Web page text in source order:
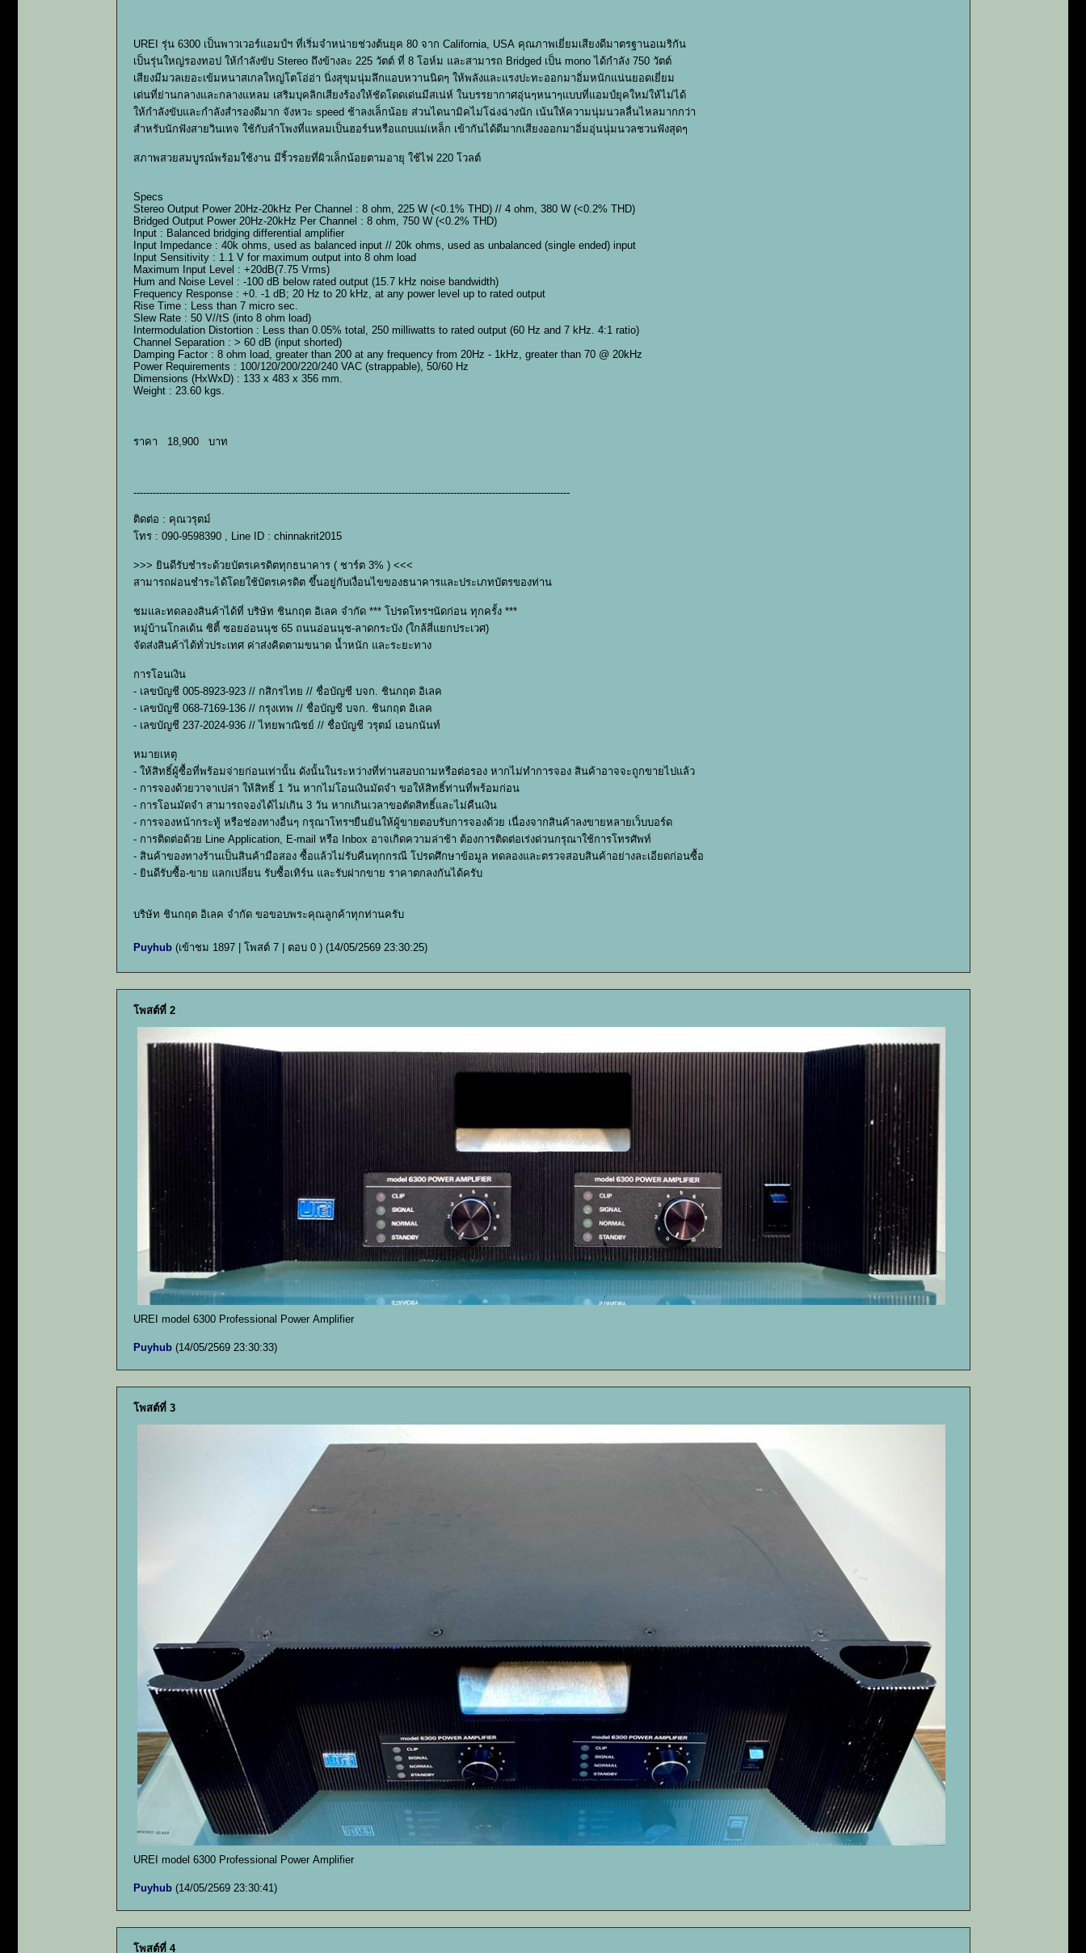
UREI รุ่น 6300 เป็นพาวเวอร์แอมป์ฯ ที่เริ่มจำหน่ายช่วงต้นยุค 80 จาก California, USA คุณภาพเยี่ยมเสียงดีมาตรฐานอเมริกัน
เป็นรุ่นใหญ่รองทอป ให้กำลังขับ Stereo ถึงข้างละ 225 วัตต์ ที่ 8 โอห์ม และสามารถ Bridged เป็น mono ได้กำลัง 750 วัตต์
เสียงมีมวลเยอะเข้มหนาสเกลใหญ่โตโอ่อ่า นิ่งสุขุมนุ่มลึกแอบหวานนิดๆ ให้พลังและแรงปะทะออกมาอิ่มหนักแน่นยอดเยี่ยม
เด่นที่ย่านกลางและกลางแหลม เสริมบุคลิกเสียงร้องให้ชัดโดดเด่นมีสเน่ห์ ในบรรยากาศอุ่นๆหนาๆแบบที่แอมป์ยุคใหม่ให้ไม่ได้
ให้กำลังขับและกำลังสำรองดีมาก จังหวะ speed ช้าลงเล็กน้อย ส่วนไดนามิคไม่โฉ่งฉ่างนัก เน้นให้ความนุ่มนวลลื่นไหลมากกว่า
สำหรับนักฟังสายวินเทจ ใช้กับลำโพงที่แหลมเป็นฮอร์นหรือแถบแม่เหล็ก เข้ากันได้ดีมากเสียงออกมาอิ่มอุ่นนุ่มนวลชวนฟังสุดๆ
สภาพสวยสมบูรณ์พร้อมใช้งาน มีริ้วรอยที่ผิวเล็กน้อยตามอายุ ใช้ไฟ 220 โวลต์
Specs
Stereo Output Power 20Hz-20kHz Per Channel : 8 ohm, 225 W (<0.1% THD) // 4 ohm, 380 W (<0.2% THD)
Bridged Output Power 20Hz-20kHz Per Channel : 8 ohm, 750 W (<0.2% THD)
Input : Balanced bridging differential amplifier
Input Impedance : 40k ohms, used as balanced input // 20k ohms, used as unbalanced (single ended) input
Input Sensitivity : 1.1 V for maximum output into 8 ohm load
Maximum Input Level : +20dB(7.75 Vrms)
Hum and Noise Level : -100 dB below rated output (15.7 kHz noise bandwidth)
Frequency Response : +0. -1 dB; 20 Hz to 20 kHz, at any power level up to rated output
Rise Time : Less than 7 micro sec.
Slew Rate : 50 V//tS (into 8 ohm load)
Intermodulation Distortion : Less than 0.05% total, 250 milliwatts to rated output (60 Hz and 7 kHz. 4:1 ratio)
Channel Separation : > 60 dB (input shorted)
Damping Factor : 8 ohm load, greater than 200 at any frequency from 20Hz - 1kHz, greater than 70 @ 20kHz
Power Requirements : 100/120/200/220/240 VAC (strappable), 50/60 Hz
Dimensions (HxWxD) : 133 x 483 x 356 mm.
Weight : 23.60 kgs.
ราคา 18,900 บาท
---------------------------------------------------------------------------------------------------------------------------------------
ติดต่อ : คุณวรุตม์
โทร : 090-9598390 , Line ID : chinnakrit2015
>>> ยินดีรับชำระด้วยบัตรเครดิตทุกธนาคาร ( ชาร์ต 3% ) <<<
สามารถผ่อนชำระได้โดยใช้บัตรเครดิต ขึ้นอยู่กับเงื่อนไขของธนาคารและประเภทบัตรของท่าน
ชมและทดลองสินค้าได้ที่ บริษัท ชินกฤต อิเลค จำกัด *** โปรดโทรฯนัดก่อน ทุกครั้ง ***
หมู่บ้านโกลเด้น ซิตี้ ซอยอ่อนนุช 65 ถนนอ่อนนุช-ลาดกระบัง (ใกล้สี่แยกประเวศ)
จัดส่งสินค้าได้ทั่วประเทศ ค่าส่งคิดตามขนาด น้ำหนัก และระยะทาง
การโอนเงิน
- เลขบัญชี 005-8923-923 // กสิกรไทย // ชื่อบัญชี บจก. ชินกฤต อิเลค
- เลขบัญชี 068-7169-136 // กรุงเทพ // ชื่อบัญชี บจก. ชินกฤต อิเลค
- เลขบัญชี 237-2024-936 // ไทยพาณิชย์ // ชื่อบัญชี วรุตม์ เอนกนันท์
หมายเหตุ
- ให้สิทธิ์ผู้ซื้อที่พร้อมจ่ายก่อนเท่านั้น ดังนั้นในระหว่างที่ท่านสอบถามหรือต่อรอง หากไม่ทำการจอง สินค้าอาจจะถูกขายไปแล้ว
- การจองด้วยวาจาเปล่า ให้สิทธิ์ 1 วัน หากไม่โอนเงินมัดจำ ขอให้สิทธิ์ท่านที่พร้อมก่อน
- การโอนมัดจำ สามารถจองได้ไม่เกิน 3 วัน หากเกินเวลาขอตัดสิทธิ์และไม่คืนเงิน
- การจองหน้ากระทู้ หรือช่องทางอื่นๆ กรุณาโทรฯยืนยันให้ผู้ขายตอบรับการจองด้วย เนื่องจากสินค้าลงขายหลายเว็บบอร์ด
- การติดต่อด้วย Line Application, E-mail หรือ Inbox อาจเกิดความล่าช้า ต้องการติดต่อเร่งด่วนกรุณาใช้การโทรศัพท์
- สินค้าของทางร้านเป็นสินค้ามือสอง ซื้อแล้วไม่รับคืนทุกกรณี โปรดศึกษาข้อมูล ทดลองและตรวจสอบสินค้าอย่างละเอียดก่อนซื้อ
- ยินดีรับซื้อ-ขาย แลกเปลี่ยน รับซื้อเทิร์น และรับฝากขาย ราคาตกลงกันได้ครับ
บริษัท ชินกฤต อิเลค จำกัด ขอขอบพระคุณลูกค้าทุกท่านครับ
Puyhub(เข้าชม 1897 | โพสต์ 7 | ตอบ 0 ) (14/05/2569 23:30:25)
โพสต์ที่ 2
UREI model 6300 Professional Power Amplifier
Puyhub (14/05/2569 23:30:33)
โพสต์ที่ 3
UREI model 6300 Professional Power Amplifier
Puyhub (14/05/2569 23:30:41)
โพสต์ที่ 4